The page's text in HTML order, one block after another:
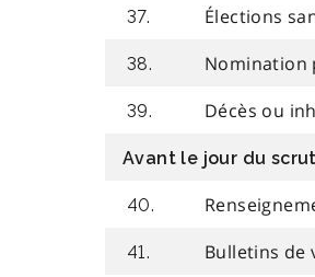
37. Élections
38. Nomination
39. Décès ou
Avant le jour du
40.
41. Bulletins de